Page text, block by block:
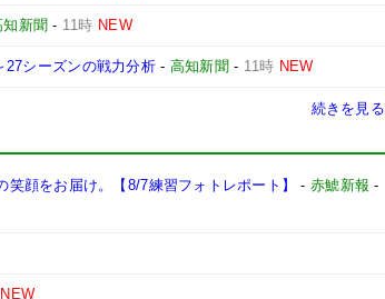
知新聞 - 11時 NEW
27シーズンの戦力分析- 高知新聞 - 11時 NEW
続きを見る
顔をお届け。【8/7練習フォトレポート】 -赤鯱新報 -
NEW